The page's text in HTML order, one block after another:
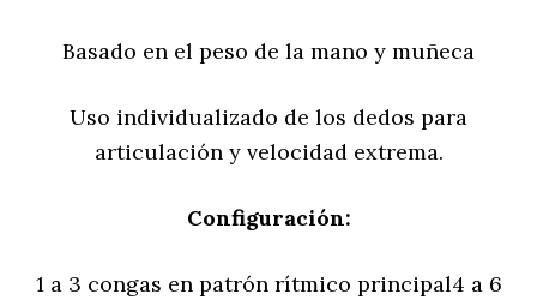
Basado en el peso de la mano y muñeca
Uso individualizado de los dedos para
articulación y velocidad extrema.
Configuración:
1 a 3 congas en patrón rítmico principal4 a 6